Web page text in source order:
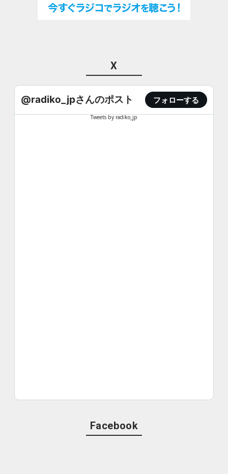
X
@radiko_jpさんのポスト フォローする
Tweets by radiko_jp
Facebook